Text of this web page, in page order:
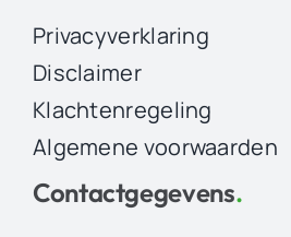
Privacyverklaring
Disclaimer
Klachtenregeling
Algemene voorwaarden
Contactgegevens.